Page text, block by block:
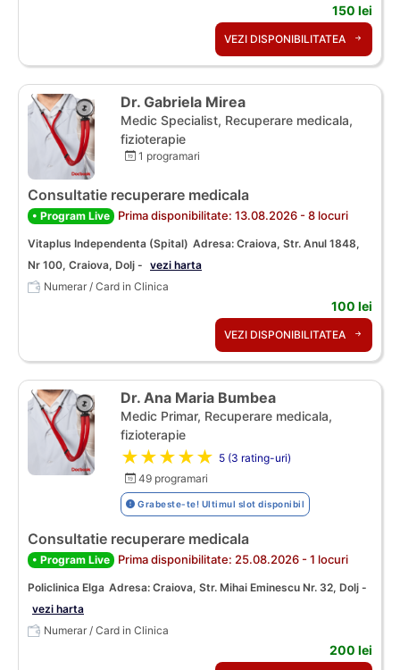
150 lei
VEZI DISPONIBILITATEA
Dr. Gabriela Mirea
Medic Specialist, Recuperare medicala,
fizioterapie
1 programari
Consultatie recuperare medicala
• Program Live Prima disponibilitate: 13.08.2026 - 8 locuri
Vitaplus Independenta (Spital) Adresa: Craiova, Str. Anul 1848,
Nr 100, Craiova, Dolj - vezi harta
Numerar / Card in Clinica
100 lei
VEZI DISPONIBILITATEA
Dr. Ana Maria Bumbea
Medic Primar, Recuperare medicala,
fizioterapie
★★★★★ 5 (3 rating-uri)
49 programari
Grabeste-te! Ultimul slot disponibil
Consultatie recuperare medicala
• Program Live Prima disponibilitate: 25.08.2026 - 1 locuri
Policlinica Elga Adresa: Craiova, Str. Mihai Eminescu Nr. 32, Dolj -
vezi harta
Numerar / Card in Clinica
200 lei